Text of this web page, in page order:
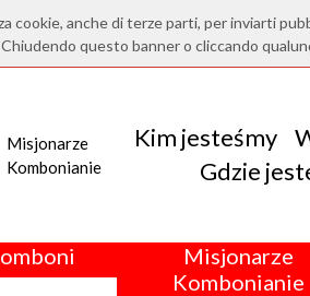
cookie, anche di terze parti, per inviarti
Chiudendo questo banner o cliccando
Misjonarze
Kombonianie
Kim jesteśmy
Gdzie
Misjonarze
Kombonianie